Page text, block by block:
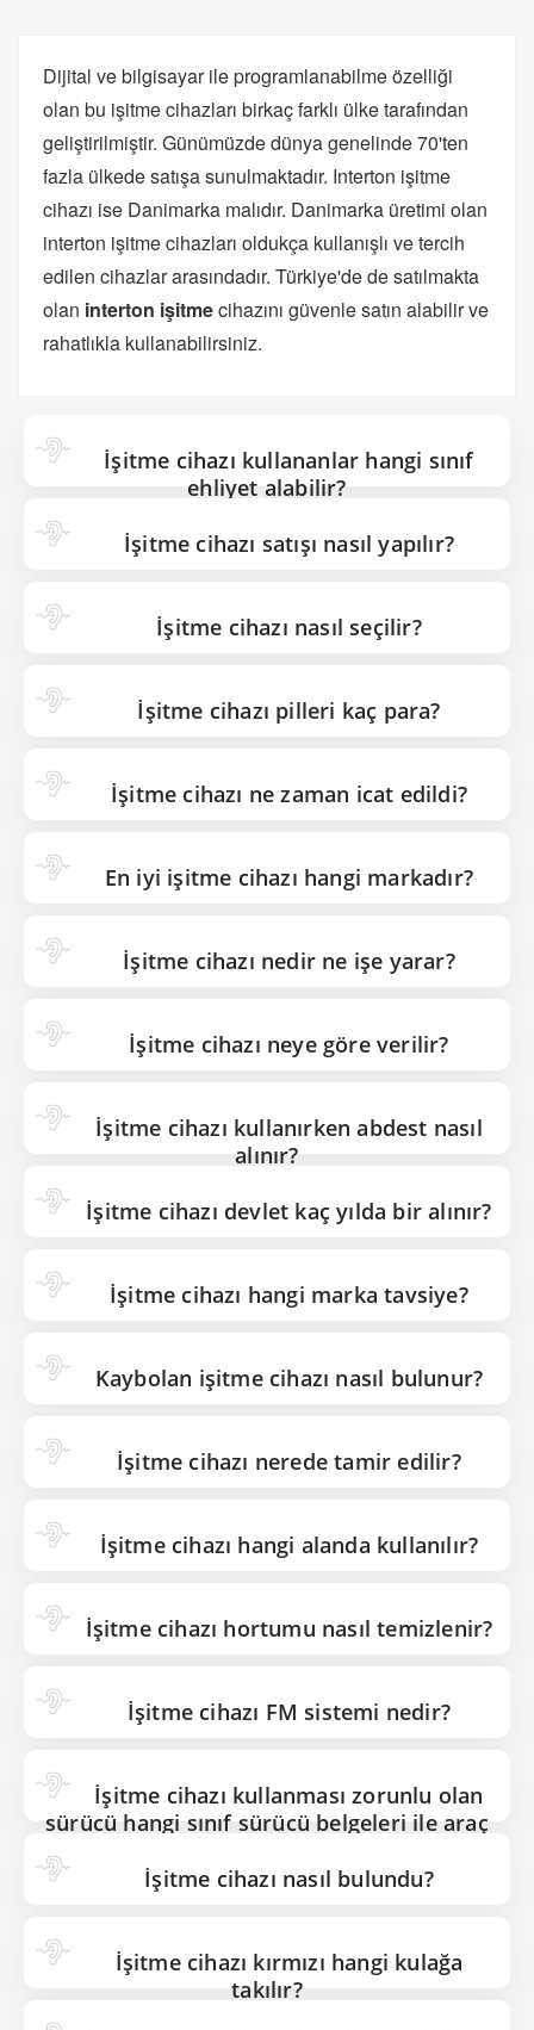
Dijital ve bilgisayar ile programlanabilme özelliği
olan bu işitme cihazları birkaç farklı ülke tarafından
geliştirilmiştir. Günümüzde dünya genelinde 70'ten
fazla ülkede satışa sunulmaktadır. Interton işitme
cihazı ise Danimarka malıdır. Danimarka üretimi olan
interton işitme cihazları oldukça kullanışlı ve tercih
edilen cihazlar arasındadır. Türkiye'de de satılmakta
olan interton işitmecihazını güvenle satın alabilir ve
rahatlıkla kullanabilirsiniz.
İşitme cihazı kullananlar hangi sınıf
ehliyet alabilir?
İşitme cihazı satışı nasıl yapılır?
İşitme cihazı nasıl seçilir?
İşitme cihazı pilleri kaç para?
İşitme cihazı ne zaman icat edildi?
En iyi işitme cihazı hangi markadır?
İşitme cihazı nedir ne işe yarar?
İşitme cihazı neye göre verilir?
İşitme cihazı kullanırken abdest nasıl
alınır?
İşitme cihazı devlet kaç yılda bir alınır?
İşitme cihazı hangi marka tavsiye?
Kaybolan işitme cihazı nasıl bulunur?
İşitme cihazı nerede tamir edilir?
İşitme cihazı hangi alanda kullanılır?
İşitme cihazı hortumu nasıl temizlenir?
İşitme cihazı FM sistemi nedir?
İşitme cihazı kullanması zorunlu olan
sürücü hangi sınıf sürücü belgeleri ile araç
İşitme cihazı nasıl bulundu?
İşitme cihazı kırmızı hangi kulağa
takılır?